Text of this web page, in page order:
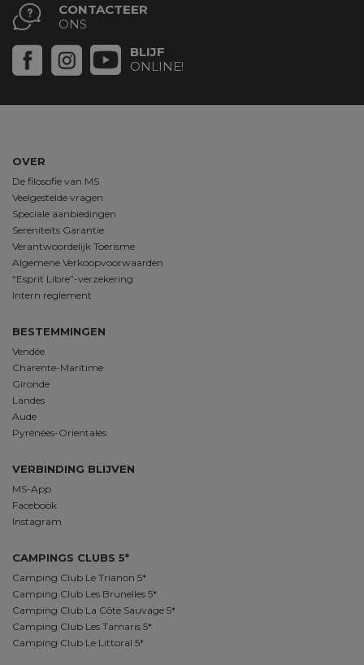
CONTACTEER
ONS
BLIJF
ONLINE!
OVER
De filosofie van MS
Veelgestelde vragen
Speciale aanbiedingen
Sereniteits Garantie
Verantwoordelijk Toerisme
Algemene Verkoopvoorwaarden
“Esprit Libre”-verzekering
Intern reglement
BESTEMMINGEN
Vendée
Charente-Maritime
Gironde
Landes
Aude
Pyrénées-Orientales
VERBINDING BLIJVEN
MS-App
Facebook
Instagram
CAMPINGS CLUBS 5*
Camping Club Le Trianon 5*
Camping Club Les Brunelles 5*
Camping Club La Côte Sauvage 5*
Camping Club Les Tamaris 5*
Camping Club Le Littoral 5*